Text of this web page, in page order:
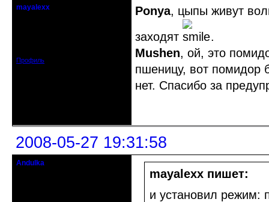
mayalexx
Профиль
Ponya, цыпы живут
заходят
.
Mushen, ой, это
пшеницу, вот помидор
нет. Спасибо за
2008-05-27 19:31:58
Andulka
mayalexx пишет:
и установил режим: